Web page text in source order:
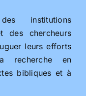
institutions
des chercheurs
leurs efforts
recherche en
bibliques et à